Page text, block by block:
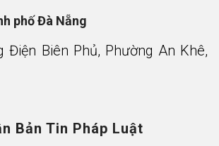
phố Đà Nẵng
Điện Biên Phủ, Phường An Khê,
Bản Tin Pháp Luật